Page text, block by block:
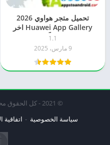
تحميل متجر هواوي 2026
Huawei App Gallery اخر
اصدار مجاناً للاندرويد
1.1
9 مارس، 2025
© 2021 - كل الحقوق محفوظة -
سياسة الخصوصية
اتفاقية